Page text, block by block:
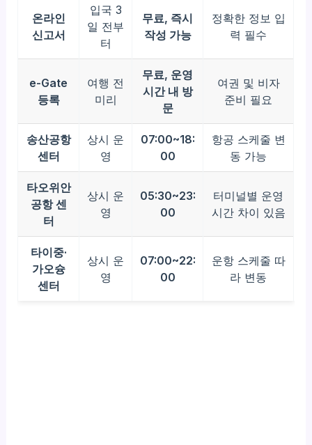
온라인
신고서
입국 3
일 전부
터
무료, 즉시
작성 가능
정확한 정보 입
력 필수
e-Gate
등록
여행 전
미리
무료, 운영
시간 내 방
문
여권 및 비자
준비 필요
송산공항
센터
상시 운
영
07:00~18:
00
항공 스케줄 변
동 가능
타오위안
공항 센
터
상시 운
영
05:30~23:
00
터미널별 운영
시간 차이 있음
타이중·
가오슝
센터
상시 운
영
07:00~22:
00
운항 스케줄 따
라 변동